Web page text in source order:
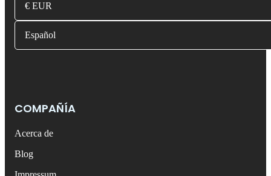
€ EUR
Español
COMPAÑÍA
Acerca de
Blog